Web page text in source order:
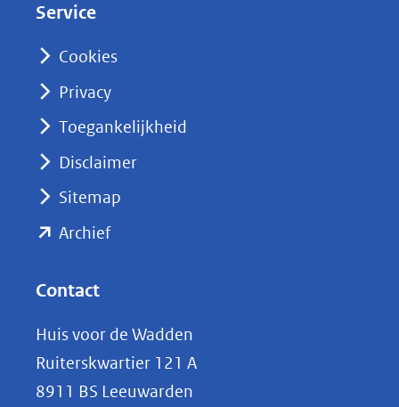
nieuw
naar
Service
Cookies
Privacy
Toegankelijkheid
Disclaimer
Sitemap
Archief(opent
(verwijst
naar
een
Contact
Huis voor de Wadden
Ruiterskwartier 121 A
8911 BS Leeuwarden